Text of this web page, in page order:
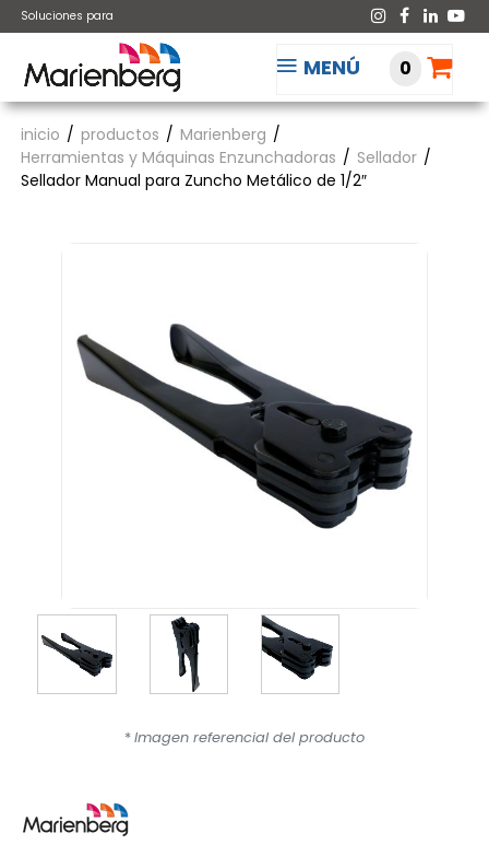
Soluciones para
MENÚ 0
inicio productos
Marienberg
Herramientas y Máquinas Enzunchadoras
Sellador
Sellador Manual para Zuncho Metálico de 1/2″
*Imagen referencial del producto